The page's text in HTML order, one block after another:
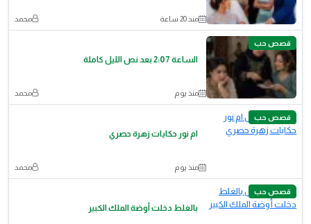
منذ 20 ساعة محمد
قصص حب
الساعة 2:07 بعد نص الليل كاملة
منذ يوم محمد
قصص حب
ام نور حكايات زهرة حصري
منذ يوم محمد
قصص حب
بالغلط دخلت أوضة الملك الكبير